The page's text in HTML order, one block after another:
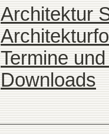
Architektur
Termine
Downloads